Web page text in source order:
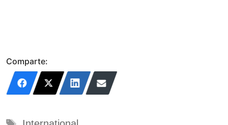
Comparte:
Etiquetas